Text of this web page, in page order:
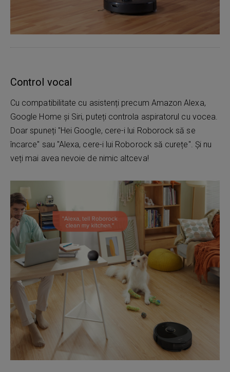
Control vocal
Cu compatibilitate cu asistenți precum Amazon Alexa,
Google Home și Siri, puteți controla aspiratorul cu vocea.
Doar spuneți "Hei Google, cere-i lui Roborock să se
încarce" sau "Alexa, cere-i lui Roborock să curețe". Și nu
veți mai avea nevoie de nimic altceva!